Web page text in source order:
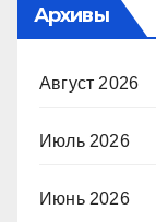
Архивы
Август 2026
Июль 2026
Июнь 2026